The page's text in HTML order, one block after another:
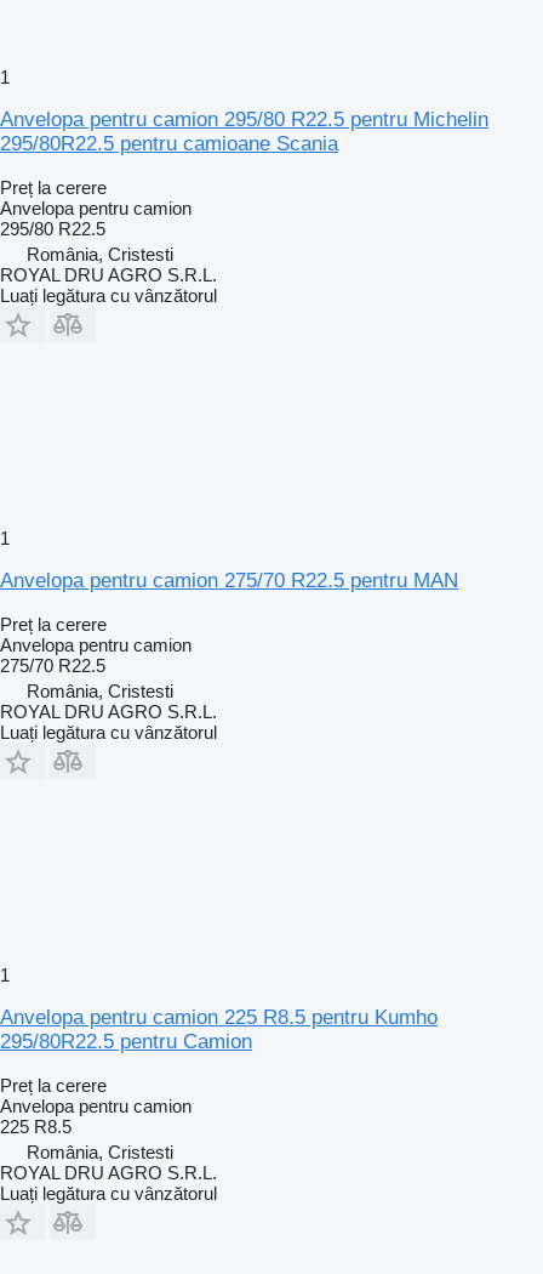
1
Anvelopa pentru camion 295/80 R22.5 pentru Michelin
295/80R22.5 pentru camioane Scania
Preț la cerere
Anvelopa pentru camion
295/80 R22.5
România, Cristesti
ROYAL DRU AGRO S.R.L.
Luați legătura cu vânzătorul
1
Anvelopa pentru camion 275/70 R22.5 pentru MAN
Preț la cerere
Anvelopa pentru camion
275/70 R22.5
România, Cristesti
ROYAL DRU AGRO S.R.L.
Luați legătura cu vânzătorul
1
Anvelopa pentru camion 225 R8.5 pentru Kumho
295/80R22.5 pentru Camion
Preț la cerere
Anvelopa pentru camion
225 R8.5
România, Cristesti
ROYAL DRU AGRO S.R.L.
Luați legătura cu vânzătorul